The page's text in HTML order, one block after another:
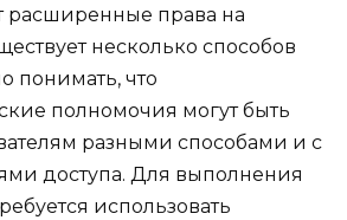
расширенные права на
несколько способов
понимать, что
полномочия могут быть
разными способами и с
доступа. Для выполнения
использовать